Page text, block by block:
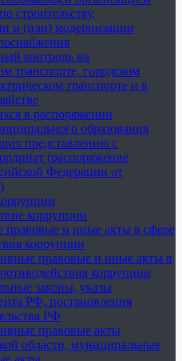
строительству,
и (или) модернизации
контроль на
транспорте, городском
транспорте и в
в распоряжении
образования
представлению с
(распоряжение
Федерации от
коррупции
и иные акты в сфере
коррупции
правовые и иные акты в
коррупции
законы, указы
РФ, постановления
РФ
правовые акты
области, муниципальные